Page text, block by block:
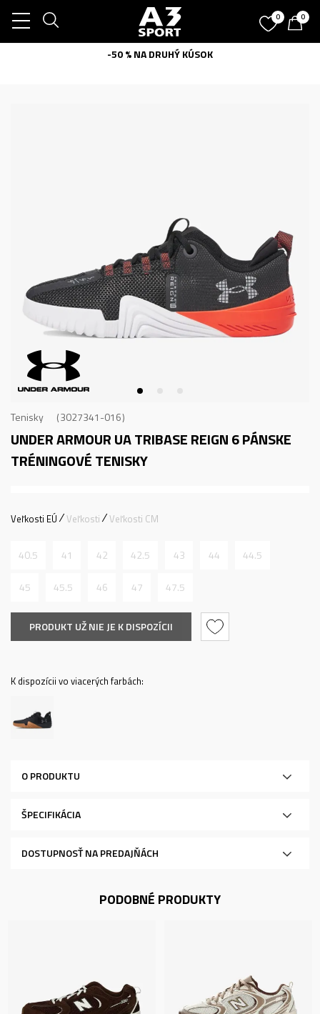
0 0
-50 % NA DRUHÝ KÚSOK
Tenisky 3027341-016
UNDER ARMOUR UA TRIBASE REIGN 6PÁNSKE
TRÉNINGOVÉ TENISKY
Veľkosti EÚ Veľkosti Veľkosti CM
40.5 41 42 42.5 43 44 44.5
45 45.5 46 47 47.5
PRODUKT UŽ NIE JE K DISPOZÍCII
K dispozícii vo viacerých farbách:
O PRODUKTU
ŠPECIFIKÁCIA
DOSTUPNOSŤ NA PREDAJŇÁCH
PODOBNÉ PRODUKTY